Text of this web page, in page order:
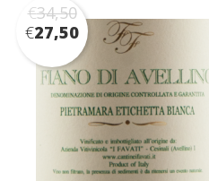
€34,50
€27,50